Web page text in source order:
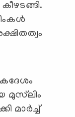
മുസ്‌ലിം
മാര്‍ച്ച്